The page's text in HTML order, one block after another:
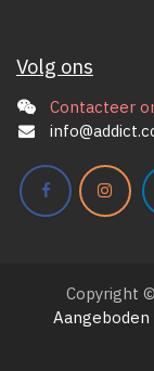
Volg ons
Contacteer
Copyright